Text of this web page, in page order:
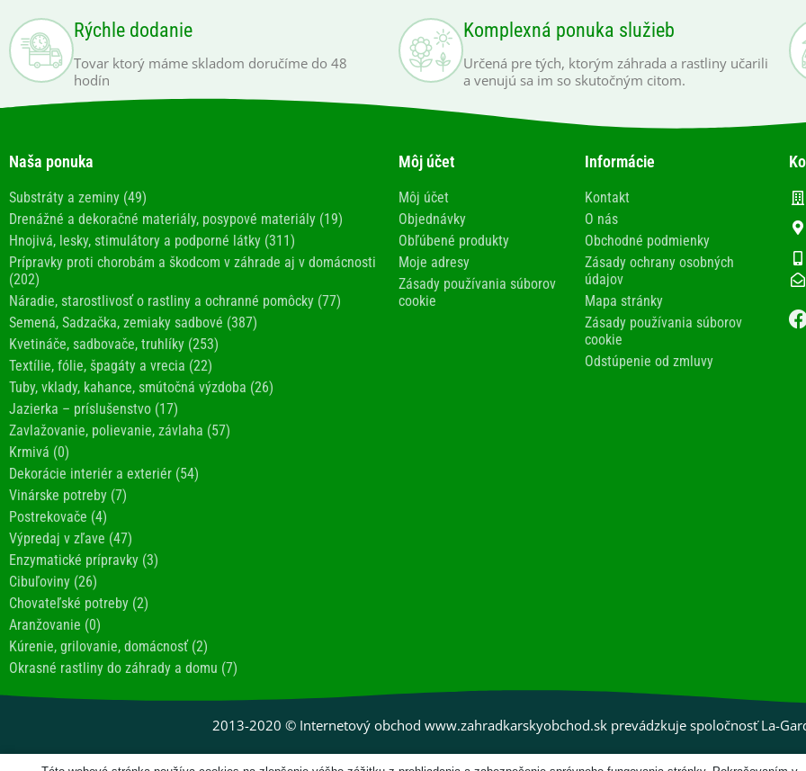
Rýchle dodanie
Tovar ktorý máme skladom doručíme do 48
hodín
Komplexná ponuka služieb
Určená pre tých, ktorým záhrada a rastliny učarili
a venujú sa im so skutočným citom.
Naša ponuka
Substráty a zeminy (49)
Drenážné a dekoračné materiály, posypové materiály (19)
Hnojivá, lesky, stimulátory a podporné látky (311)
Prípravky proti chorobám a škodcom v záhrade aj v domácnosti
(202)
Náradie, starostlivosť o rastliny a ochranné pomôcky (77)
Semená, Sadzačka, zemiaky sadbové (387)
Kvetináče, sadbovače, truhlíky (253)
Textílie, fólie, špagáty a vrecia (22)
Tuby, vklady, kahance, smútočná výzdoba (26)
Jazierka – príslušenstvo (17)
Zavlažovanie, polievanie, závlaha (57)
Krmivá (0)
Dekorácie interiér a exteriér (54)
Vinárske potreby (7)
Postrekovače (4)
Výpredaj v zľave (47)
Enzymatické prípravky (3)
Cibuľoviny (26)
Chovateľské potreby (2)
Aranžovanie (0)
Kúrenie, grilovanie, domácnosť (2)
Okrasné rastliny do záhrady a domu (7)
Môj účet
Môj účet
Objednávky
Obľúbené produkty
Moje adresy
Zásady používania súborov
cookie
Informácie
Kontakt
O nás
Obchodné podmienky
Zásady ochrany osobných
údajov
Mapa stránky
Zásady používania súborov
cookie
Odstúpenie od zmluvy
a
2013-2020 © Internetový obchod www.zahradkarskyobchod.sk prevádzkuje spoločnosť La-
Zo ♥ vytvorila spoločnosť